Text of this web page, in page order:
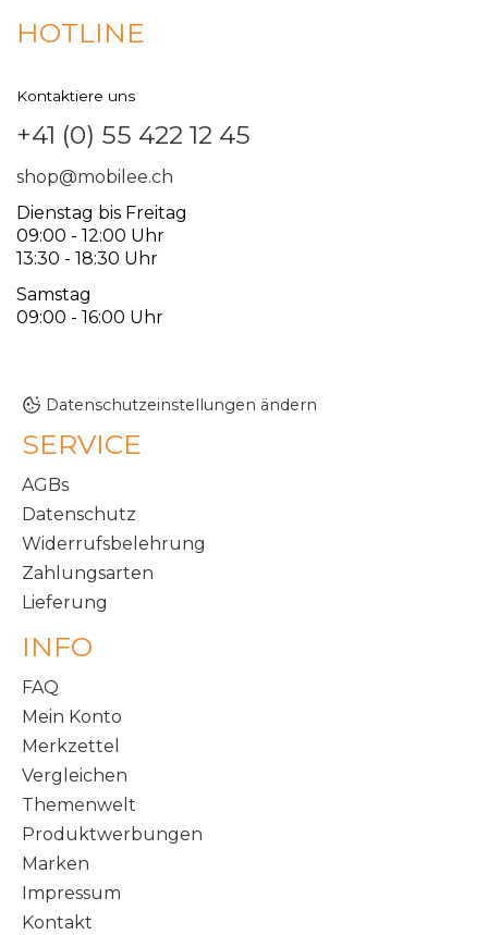
HOTLINE
Kontaktiere uns
+41 (0) 55 422 12 45
shop@mobilee.ch
Dienstag bis Freitag
09:00 - 12:00 Uhr
13:30 - 18:30 Uhr
Samstag
09:00 - 16:00 Uhr
Datenschutzeinstellungen ändern
SERVICE
AGBs
Datenschutz
Widerrufsbelehrung
Zahlungsarten
Lieferung
INFO
FAQ
Mein Konto
Merkzettel
Vergleichen
Themenwelt
Produktwerbungen
Marken
Impressum
Kontakt